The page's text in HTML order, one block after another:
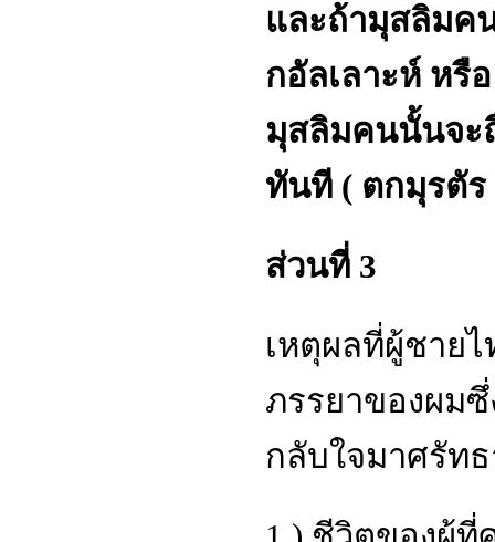
และถ้ามุสลิมค
กอัลเลาะห์ หรื
มุสลิมคนนั้นจะ
ทันที ( ตกมุรตัร
ส่วนที่ 3
เหตุผลที่ผู้ชาย
ภรรยาของผม
กลับใจมาศรัท